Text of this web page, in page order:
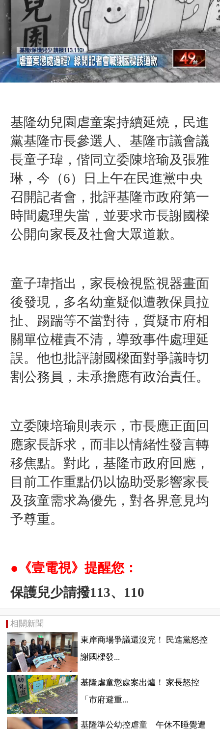
基隆幼兒園虐童案持續延燒，民進
黨基隆市長參選人、基隆市議會議
長童子瑋，偕同立委陳培瑜及張雅
琳，今（6）日上午在民進黨中央
召開記者會，批評基隆市政府第一
時間處理失當，並要求市長謝國樑
公開向家長及社會大眾道歉。
童子瑋指出，家長檢視監視器畫面
後發現，多名幼童疑似遭教保員拉
扯、踢踹等不當對待，質疑市府相
關單位權責不清，導致事件處理延
誤。他也批評謝國樑面對爭議時切
割公務員，未承擔應有政治責任。
立委陳培瑜則表示，市長應正面回
應家長訴求，而非以情緒性發言轉
移焦點。對此，基隆市政府回應，
目前工作重點仍以協助受影響家長
及孩童需求為優先，對各界意見均
予尊重。
●《壹電視》提醒您：
保護兒少請撥113、110
相關新聞
東岸商場爭議還沒完！ 民進黨怒控
謝國樑發...
基隆虐童懲處案出爐！ 家長怒控
「市府避重...
基隆準公幼控虐童 午休不睡覺遭